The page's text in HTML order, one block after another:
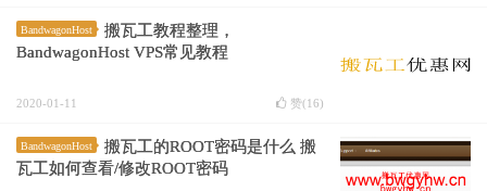
BandwagonHost
搬瓦工教程整理，
BandwagonHost VPS常见教程
2020-01-11 赞(16)
BandwagonHost
搬瓦工的ROOT密码是什么 搬
瓦工如何查看/修改ROOT密码